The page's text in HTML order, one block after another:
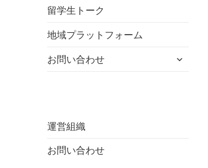
を
留学生トーク
地域プラットフォーム
お問い合わせ
サ
運営組織
お問い合わせ